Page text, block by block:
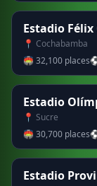
Estadio Félix
📍 Cochabamba
🏟 32,100 places
Estadio
📍 Sucre
🏟 30,700 places
Estadio